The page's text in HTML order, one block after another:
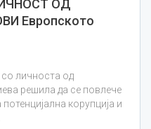
ОД
Европското
со личноста од
решила да се повлече
корупција и